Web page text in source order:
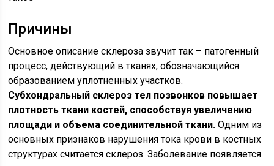
Причины
Основное описание склероза звучит так – патогенный
процесс, действующий в тканях, обозначающийся
образованием уплотненных участков.
Субхондральный склероз тел позвонков повышает
плотность ткани костей, способствуя увеличению
площади и объема соединительной ткани. Одним из
основных признаков нарушения тока крови в костных
структурах считается склероз. Заболевание появляется